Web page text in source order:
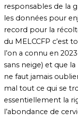
responsables de la
les données pour
record pour la
du MELCCFP c’est
l’on a connu en
sans neige) et que
ne faut jamais
mal tout ce qui se
essentiellement la
l’abondance de